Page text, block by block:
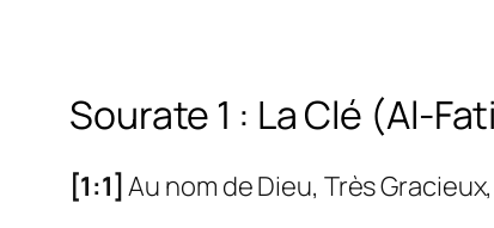
Sourate 1 : La Clé (Al-
[1:1] Au nom de Dieu, Très